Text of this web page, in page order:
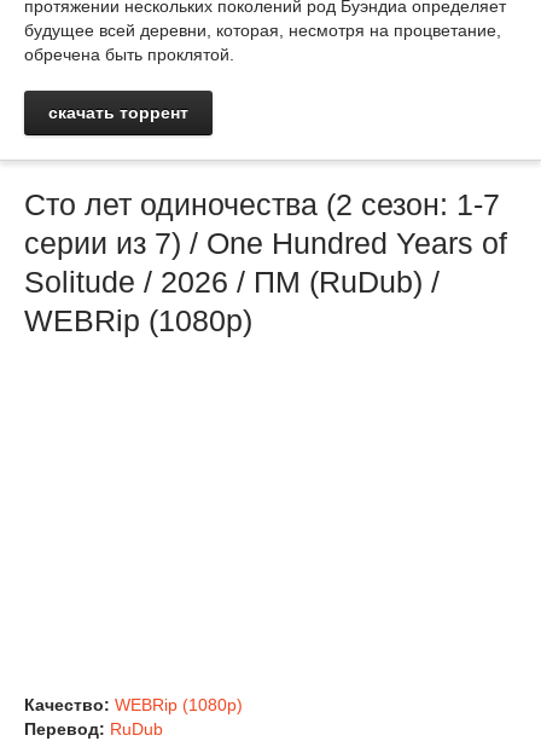
протяжении нескольких поколений род Буэндиа определяет
будущее всей деревни, которая, несмотря на процветание,
обречена быть проклятой.
скачать торрент
Сто лет одиночества (2 сезон: 1-7
серии из 7) / One Hundred Years of
Solitude / 2026 / ПМ (RuDub) /
WEBRip (1080р)
Качество: WEBRip (1080p)
Перевод: RuDub